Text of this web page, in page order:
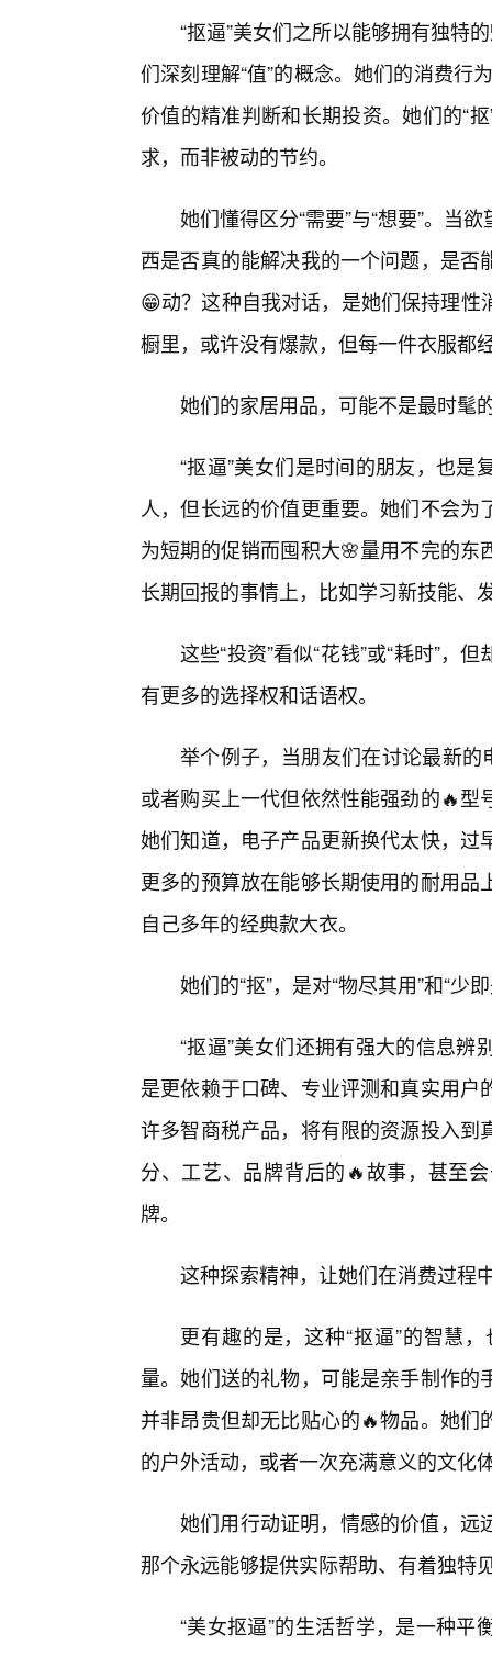
“抠逼”美女们之所以能够拥有独特
们深刻理解“值”的概念。她们的消费行
价值的精准判断和长期投资。她们的“
求，而非被动的节约。
她们懂得区分“需要”与“想要”。当
西是否真的能解决我的一个问题，是
😁动？这种自我对话，是她们保持理
橱里，或许没有爆款，但每一件衣服都
她们的家居用品，可能不是最时髦
“抠逼”美女们是时间的朋友，也
人，但长远的价值更重要。她们不会
为短期的促销而囤积大🌸量用不完的
长期回报的事情上，比如学习新技能、
这些“投资”看似“花钱”或“耗时”，
有更多的选择权和话语权。
举个例子，当朋友们在讨论最新的
或者购买上一代但依然性能强劲的🔥
她们知道，电子产品更新换代太快，
更多的预算放在能够长期使用的耐用
自己多年的经典款大衣。
她们的“抠”，是对“物尽其用”和“少
“抠逼”美女们还拥有强大的信息
是更依赖于口碑、专业评测和真实用
许多智商税产品，将有限的资源投入
分、工艺、品牌背后的🔥故事，甚至
牌。
这种探索精神，让她们在消费过程
更有趣的是，这种“抠逼”的智慧
量。她们送的礼物，可能是亲手制作
并非昂贵但却无比贴心的🔥物品。她
的户外活动，或者一次充满意义的文化
她们用行动证明，情感的价值，远
那个永远能够提供实际帮助、有着独特
“美女抠逼”的生活哲学，是一种